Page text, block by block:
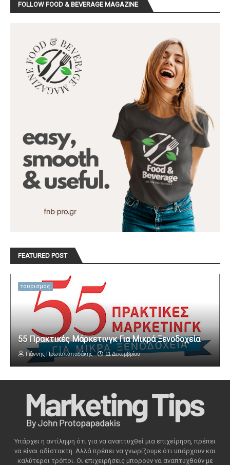
FOLLOW FOOD & BEVERAGE MAGAZINE
FEATURED POST
τουρισμός
55 Πρακτικές Μάρκετινγκ Για Μικρά Ξενοδοχεία
Γιάννης Πρωτοπαπαδάκης 11 Δεκεμβρίου
Υπάρχει η αντίληψη ότι για να αναπτυχθεί μια επιχείρηση, πρέπει
να είναι αδίστακτη. Αλλά πρέπει να γνωρίζουμε ότι υπάρχουν και
καλύτεροι τρόποι. Οι επιχειρήσεις μπορούν να αναπτυχθούν με